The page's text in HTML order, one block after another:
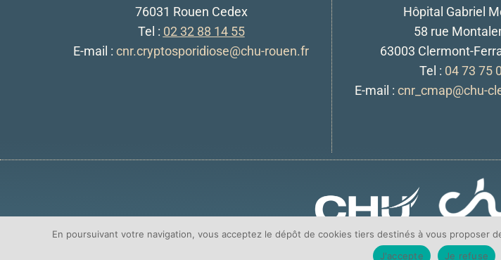
76031 Rouen Cedex
Tel : 02 32 88 14 55
E-mail : cnr.cryptosporidiose@chu-rouen.fr
Hôpital Gabriel
58 rue
63003 Clermont-
Tel : 04 73 75
E-mail : cnr_cmap@chu-
En poursuivant votre navigation, vous acceptez le dépôt de cookies tiers destinés à vous
J'accepte
Je refuse